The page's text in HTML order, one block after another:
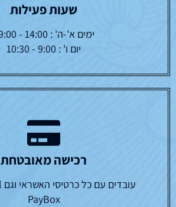
שעות פעילות
ימים א'-ה' : 14:00 - 19:00
יום ו' : 9:00 - 10:30
רכישה מאובטחת
PayBox